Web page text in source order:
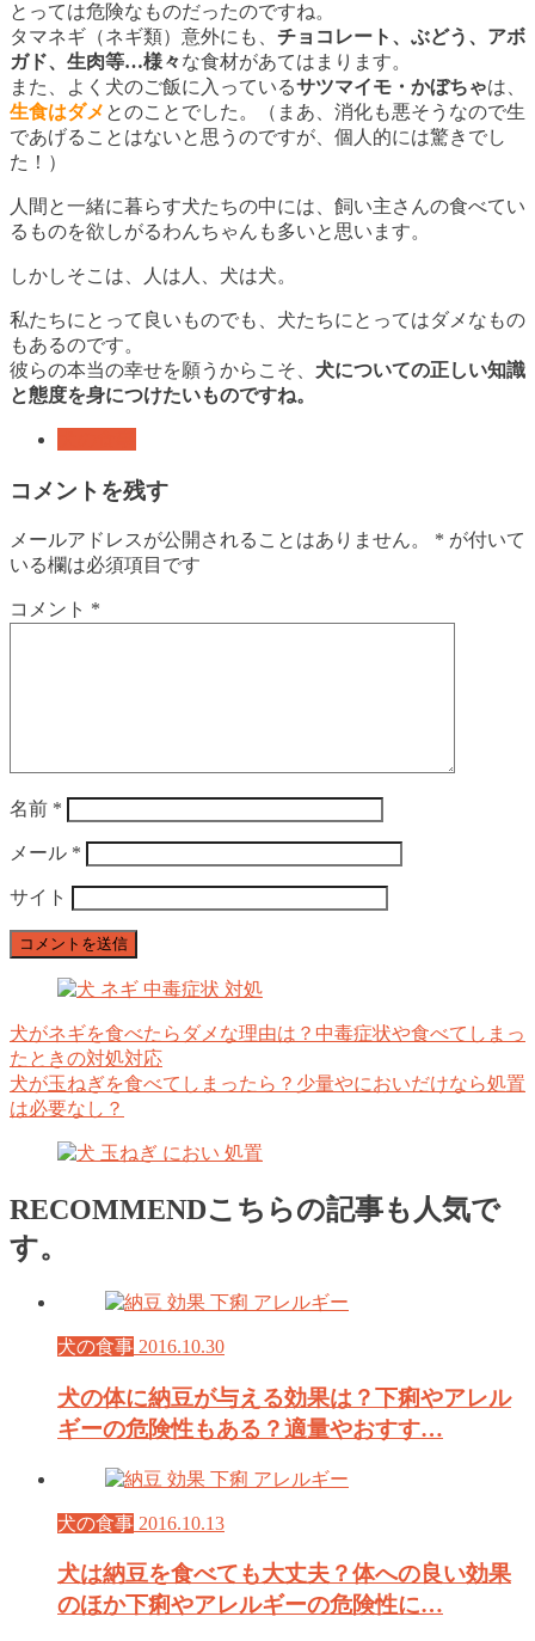
とっては危険なものだったのですね。
タマネギ（ネギ類）意外にも、 チョコレート、ぶどう、アボ
ガド、生肉等…様々な食材があてはまります。
また、よく犬のご飯に入っているサツマイモ・かぼちゃは、
生食はダメ とのことでした。（まあ、消化も悪そうなので生
であげることはないと思うのですが、個人的には驚きでし
た！）
人間と一緒に暮らす犬たちの中には、飼い主さんの食べてい
るものを欲しがるわんちゃんも多いと思います。
しかしそこは、人は人、犬は犬。
私たちにとって良いものでも、犬たちにとってはダメなもの
もあるのです。
彼らの本当の幸せを願うからこそ、 犬についての正しい知識
と態度を身につけたいものですね。
コメントを残す
メールアドレスが公開されることはありません。 * が付いて
いる欄は必須項目です
コメント *
名前 *
メール *
サイト
犬がネギを食べたらダメな理由は？中毒症状や食べてしまっ
たときの対処対応
犬が玉ねぎを食べてしまったら？少量やにおいだけなら処置
は必要なし？
RECOMMENDこちらの記事も人気で
す。
犬の食事 2016.10.30
犬の体に納豆が与える効果は？下痢やアレル
ギーの危険性もある？適量やおすす…
犬の食事 2016.10.13
犬は納豆を食べても大丈夫？体への良い効果
のほか下痢やアレルギーの危険性に…